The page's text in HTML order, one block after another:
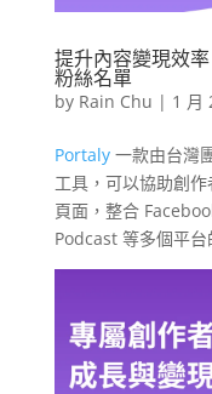
提升內容變現效
粉絲名單
by Rain Chu | 1 月
Portaly一款由台灣
工具，可以協助創
頁面，整合
Podcast 等多個平台